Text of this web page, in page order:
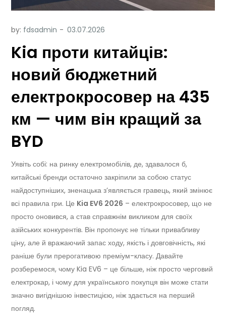
by: fdsadmin
Kia проти китайців:
новий бюджетний
електрокросовер на 435
км — чим він кращий за
BYD
Уявіть собі: на ринку електромобілів, де, здавалося б,
китайські бренди остаточно закріпили за собою статус
найдоступніших, зненацька з’являється гравець, який змінює
всі правила гри. Це Kia EV6 2026 – електрокросовер, що не
просто оновився, а став справжнім викликом для своїх
азійських конкурентів. Він пропонує не тільки привабливу
ціну, але й вражаючий запас ходу, якість і довговічність, які
раніше були прерогативою преміум-класу. Давайте
розберемося, чому Kia EV6 – це більше, ніж просто черговий
електрокар, і чому для українського покупця він може стати
значно вигіднішою інвестицією, ніж здається на перший
погляд.